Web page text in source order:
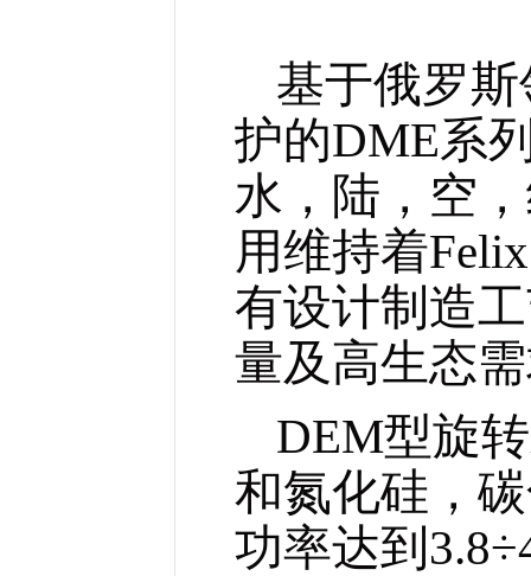
基于俄罗
护的DME系
水，陆，空
用维持着
有设计制造
量及高生态
DEM型旋
和氮化硅，
功率达到